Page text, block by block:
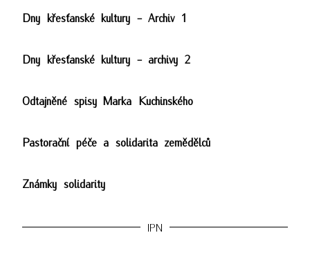
Dny křesťanské kultury - Archiv 1
Dny křesťanské kultury - archivy 2
Odtajněné spisy Marka Kuchinského
Pastorační péče a solidarita zemědělců
Známky solidarity
IPN